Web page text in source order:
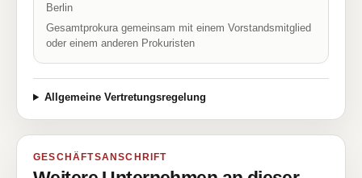
Berlin
Gesamtprokura gemeinsam mit einem Vorstandsmitglied
oder einem anderen Prokuristen
Allgemeine Vertretungsregelung
GESCHÄFTSANSCHRIFT